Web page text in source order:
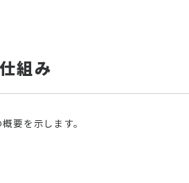
組み
要を示します。